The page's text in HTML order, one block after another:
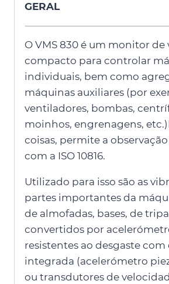
GERAL
O VMS 830 é um monitor de
compacto para controlar
individuais, bem como
máquinas auxiliares (por
ventiladores, bombas,
moinhos, engrenagens,
coisas, permite a
com a ISO 10816.
Utilizado para isso são as
partes importantes da
de almofadas, bases, de
convertidos por
resistentes ao desgaste
integrada (acelerómetro
ou transdutores de